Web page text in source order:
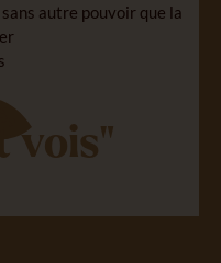
autre pouvoir que la
vois"